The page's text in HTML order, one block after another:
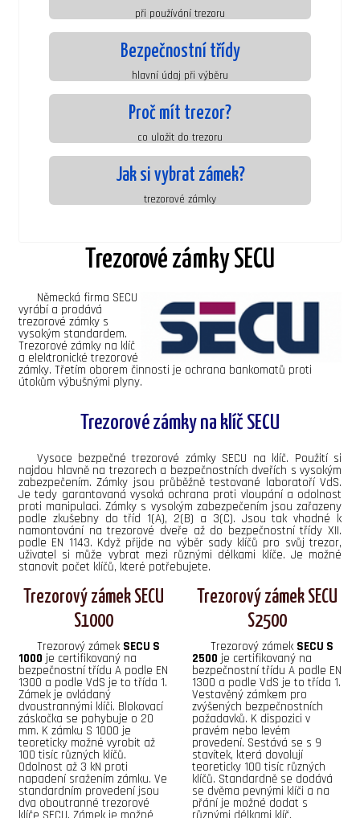
při používání trezoru
Bezpečnostní třídy
hlavní údaj při výběru
Proč mít trezor?
co uložit do trezoru
Jak si vybrat zámek?
trezorové zámky
Trezorové zámky SECU
Německá firma SECU
vyrábí a prodává
trezorové zámky s
vysokým standardem.
Trezorové zámky na klíč
a elektronické trezorové
zámky. Třetím oborem činnosti je ochrana bankomatů proti
útokům výbušnými plyny.
Trezorové zámky na klíč SECU
Vysoce bezpečné trezorové zámky SECU na klíč. Použití si
najdou hlavně na trezorech a bezpečnostních dveřích s vysokým
zabezpečením. Zámky jsou průběžně testované laboratoří VdS.
Je tedy garantovaná vysoká ochrana proti vloupání a odolnost
proti manipulaci. Zámky s vysokým zabezpečením jsou zařazeny
podle zkušebny do tříd 1(A), 2(B) a 3(C). Jsou tak vhodné k
namontování na trezorové dveře až do bezpečnostní třídy XII.
podle EN 1143. Když přijde na výběr sady klíčů pro svůj trezor,
uživatel si může vybrat mezi různými délkami klíče. Je možné
stanovit počet klíčů, které potřebujete.
Trezorový zámek SECU
S1000
Trezorový zámek SECU S
1000 je certifikovaný na
bezpečnostní třídu A podle EN
1300 a podle VdS je to třída 1.
Zámek je ovládaný
dvoustrannými klíči. Blokovací
záskočka se pohybuje o 20
mm. K zámku S 1000 je
teoreticky možné vyrobit až
100 tisíc různých klíčů.
Odolnost až 3 kN proti
napadení sražením zámku. Ve
standardním provedení jsou
dva oboutranné trezorové
Trezorový zámek SECU
S2500
Trezorový zámek SECU S
2500 je certifikovaný na
bezpečnostní třídu A podle EN
1300 a podle VdS je to třída 1.
Vestavěný zámkem pro
zvýšených bezpečnostních
požadavků. K dispozici v
pravém nebo levém
provedení. Sestává se s 9
stavítek, která dovolují
teoreticky 100 tisíc různých
klíčů. Standardně se dodává
se dvěma pevnými klíči a na
přání je možné dodat s